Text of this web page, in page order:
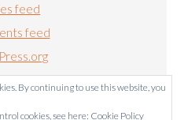
feed
feed
By continuing to use this website, you
cookies, see here: Cookie Policy